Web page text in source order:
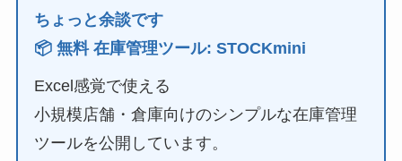
ちょっと余談です
📦 無料 在庫管理ツール: STOCKmini
Excel感覚で使える
小規模店舗・倉庫向けのシンプルな在庫管理
ツールを公開しています。